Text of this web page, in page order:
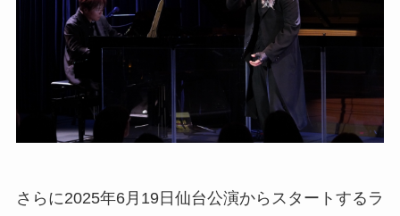
さらに2025年6月19日仙台公演からスタートするラ